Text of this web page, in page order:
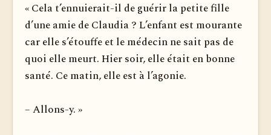
« Cela t’ennuierait-il de guérir la petite fille
d’une amie de Claudia ? L’enfant est mourante
car elle s’étouffe et le médecin ne sait pas de
quoi elle meurt. Hier soir, elle était en bonne
santé. Ce matin, elle est à l’agonie.
– Allons-y. »